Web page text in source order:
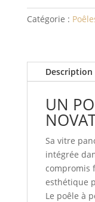
Catégorie :
Description
UN
Sa vitre
intégrée
compromis
esthétique
Le poêle à